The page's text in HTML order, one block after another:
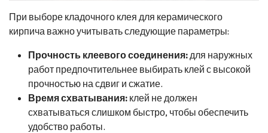
При выборе кладочного клея для керамического
кирпича важно учитывать следующие параметры:
Прочность клеевого соединения: для наружных
работ предпочтительнее выбирать клей с высокой
прочностью на сдвиг и сжатие.
Время схватывания: клей не должен
схватываться слишком быстро, чтобы обеспечить
удобство работы.